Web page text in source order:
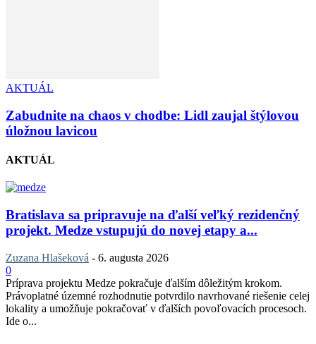
AKTUÁL
Zabudnite na chaos v chodbe: Lidl zaujal štýlovou
úložnou lavicou
AKTUÁL
Bratislava sa pripravuje na ďalší veľký rezidenčný
projekt. Medze vstupujú do novej etapy a...
Zuzana Hlašeková - 6. augusta 2026
0
Príprava projektu Medze pokračuje ďalším dôležitým krokom.
Právoplatné územné rozhodnutie potvrdilo navrhované riešenie celej
lokality a umožňuje pokračovať v ďalších povoľovacích procesoch.
Ide o...